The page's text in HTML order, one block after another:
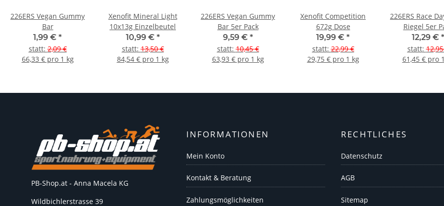
226ERS Vegan Gummy
Bar
1,99 € *
statt:2,09 €
66,33 € pro 1 kg
Xenofit Mineral Light
10x13g Einzelbeutel
10,99 € *
statt:13,50 €
84,54 € pro 1 kg
226ERS Vegan Gummy
Bar 5er Pack
9,59 € *
statt:10,45 €
63,93 € pro 1 kg
Xenofit Competition
672g Dose
19,99 € *
statt:22,99 €
29,75 € pro 1 kg
226ERS Race
Riegel 5er
12,29 € *
statt:
61,45 € pro
PB-Shop.at - Anna Macela KG
Wildbichlerstrasse 39
INFORMATIONEN
Mein Konto
Kontakt & Beratung
Zahlungsmöglichkeiten
RECHTLICHES
Datenschutz
AGB
Sitemap